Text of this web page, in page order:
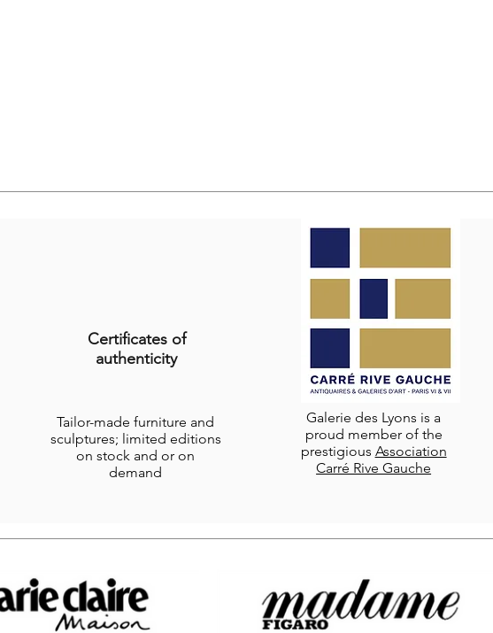
Certificates of
authenticity
Tailor-made furniture and
sculptures; limited editions
on stock and or on
demand
Galerie des Lyons is a
proud member of the
prestigious Association
Carré Rive Gauche